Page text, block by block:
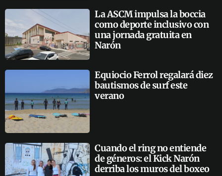
La ASCM impulsa la boccia
como deporte inclusivo con
una jornada gratuita en
Narón
Equiocio Ferrol regalará diez
bautismos de surf este
verano
Cuando el ring no entiende
de géneros: el Kick Narón
derriba los muros del boxeo